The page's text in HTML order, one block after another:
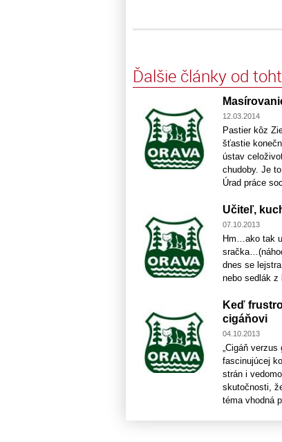
Ďalšie články od
12.03.2014
Pastier kôz
šťastie
ústav
chudoby. Je
Úrad práce
Učiteľ,
07.10.2013
Hm…ako tak
dnes se
nebo sedlák z
Keď
cigáňovi
04.10.2013
„Cigáň
fascinujúcej
strán i
skutočnosti,
téma vhodná